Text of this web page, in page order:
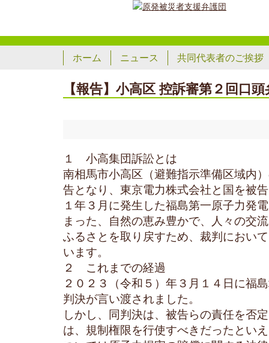
ホーム ニュース 共同代表者のご挨拶
【報告】小高区 控訴審第２回口
１ 小高集団訴訟とは
南相馬市小高区（避難指示準備区域内
告となり、東京電力株式会社と国を被
１年３月に発生した福島第一原子力発
まった、自然の恵み豊かで、人々の交
ふるさとを取り戻すため、裁判におい
います。
２ これまでの経過
２０２３（令和５）年３月１４日に福
判決が言い渡されました。
しかし、同判決は、被告らの責任を否
は、規制権限を行使すべきだったとい